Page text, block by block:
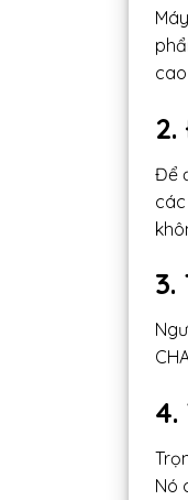
Để
3.
Nó